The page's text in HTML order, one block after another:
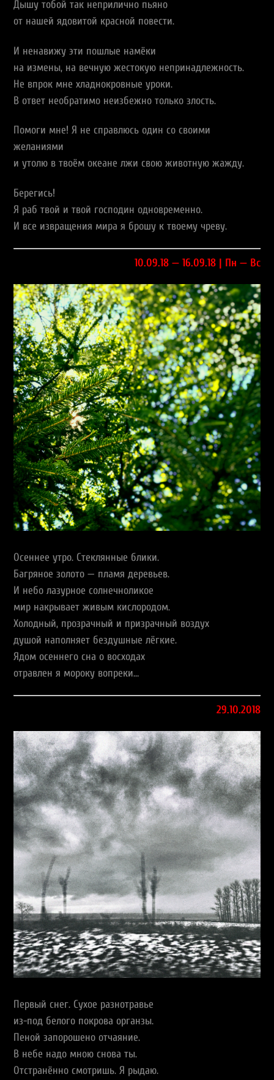
Дышу тобой так неприлично пьяно
от нашей ядовитой красной повести.
И ненавижу эти пошлые намёки
на измены, на вечную жестокую непринадлежность.
Не впрок мне хладнокровные уроки.
В ответ необратимо неизбежно только злость.
Помоги мне! Я не справлюсь один со своими
желаниями
и утолю в твоём океане лжи свою животную жажду.
Берегись!
Я раб твой и твой господин одновременно.
И все извращения мира я брошу к твоему чреву.
10.09.18 — 16.09.18 | Пн — Вс
Осеннее утро. Стеклянные блики.
Багряное золото — пламя деревьев.
И небо лазурное солнечноликое
мир накрывает живым кислородом.
Холодный, прозрачный и призрачный воздух
душой наполняет бездушные лёгкие.
Ядом осеннего сна о восходах
отравлен я мороку вопреки…
29.10.2018
Первый снег. Сухое разнотравье
из-под белого покрова органзы.
Пеной запорошено отчаяние.
В небе надо мною снова ты.
Отстранённо смотришь. Я рыдаю.